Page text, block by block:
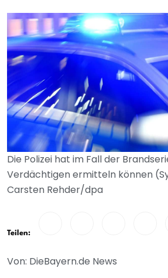
Die Polizei hat im Fall der
Verdächtigen ermitteln können
Carsten Rehder/dpa
Teilen:
Von: DieBayern.de News